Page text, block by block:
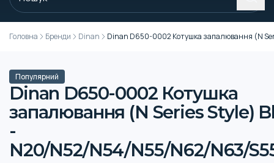
Головна Бренди Dinan Dinan D650-0002 Котушка запалювання (N
Популярний
Dinan D650-0002 Котушка
запалювання (N Series Style)
-
N20/N52/N54/N55/N62/N63/